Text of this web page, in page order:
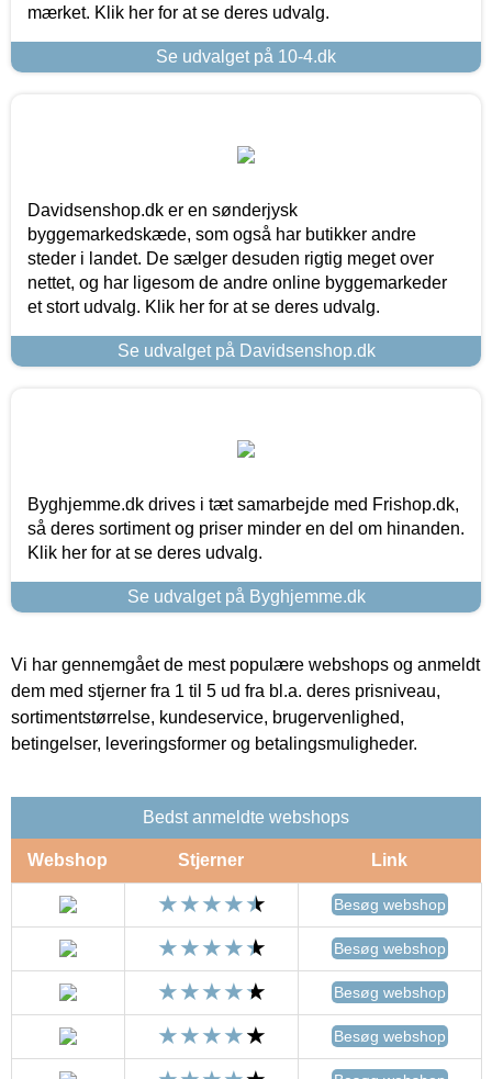
mærket. Klik her for at se deres udvalg.
Se udvalget på 10-4.dk
Davidsenshop.dk er en sønderjysk
byggemarkedskæde, som også har butikker andre
steder i landet. De sælger desuden rigtig meget over
nettet, og har ligesom de andre online byggemarkeder
et stort udvalg. Klik her for at se deres udvalg.
Se udvalget på Davidsenshop.dk
Byghjemme.dk drives i tæt samarbejde med Frishop.dk,
så deres sortiment og priser minder en del om hinanden.
Klik her for at se deres udvalg.
Se udvalget på Byghjemme.dk
Vi har gennemgået de mest populære webshops og anmeldt
dem med stjerner fra 1 til 5 ud fra bl.a. deres prisniveau,
sortimentstørrelse, kundeservice, brugervenlighed,
betingelser, leveringsformer og betalingsmuligheder.
Bedst anmeldte webshops
Webshop Stjerner Link
Besøg webshop
Besøg webshop
Besøg webshop
Besøg webshop